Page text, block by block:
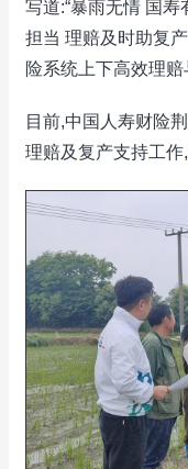
写道:“暴雨无情 国寿
担当 理赔及时助复
险系统上下高效理赔
目前,中国人寿财险
理赔及复产支持工作